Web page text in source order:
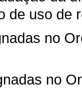
de uso de
no
no